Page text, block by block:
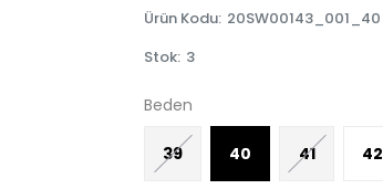
Ürün Kodu: 20SW00143_001_40
Stok: 3
Beden
39 40 41 42